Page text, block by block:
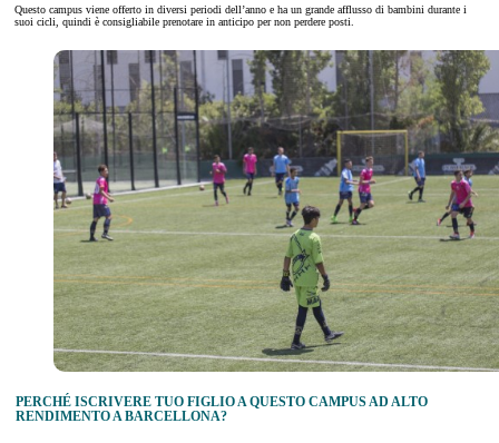
Questo campus viene offerto in diversi periodi dell’anno e ha un grande afflusso di bambini durante i
suoi cicli, quindi è consigliabile prenotare in anticipo per non perdere posti.
PERCHÉ ISCRIVERE TUO FIGLIO A QUESTO CAMPUS AD ALTO
RENDIMENTO A BARCELLONA?